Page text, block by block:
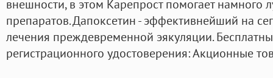
внешности, в этом Карепрост помогает намного
препаратов. Дапоксетин - эффективнейший на
лечения преждевременной эякуляции.
регистрационного удостоверения: Акционные